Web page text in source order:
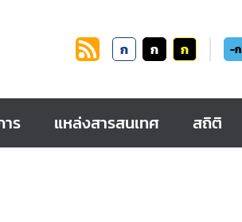
ก ก ก -ก
ร แหล่งสารสนเทศ สถิติ